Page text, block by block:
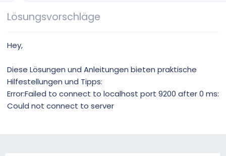
Lösungsvorschläge
Hey,
Diese Lösungen und Anleitungen bieten praktische
Hilfestellungen und Tipps:
Error:Failed to connect to localhost port 9200 after 0 ms:
Could not connect to server